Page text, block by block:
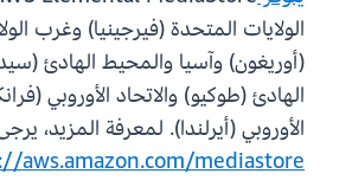
الولايات المتحدة (فيرجينيا) وغرب
(أوريغون) وآسيا والمحيط الهادئ
الهادئ (طوكيو) والاتحاد الأوروبي
الأوروبي (أيرلندا). لمعرفة المزيد،
aws.amazon.com/mediastore/